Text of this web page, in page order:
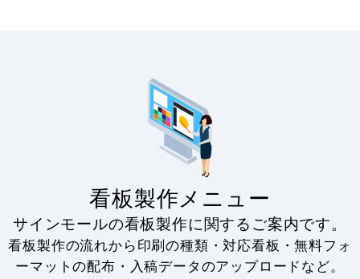
看板製作メニュー
サインモールの看板製作に関するご案内です。
看板製作の流れから印刷の種類・対応看板・無料フォ
ーマットの配布・入稿データのアップロードなど。